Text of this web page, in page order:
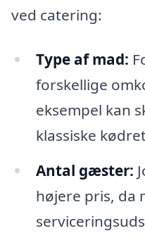
ved catering:
Type af mad:
forskellige
eksempel kan
klassiske
Antal gæster:
højere pris, da